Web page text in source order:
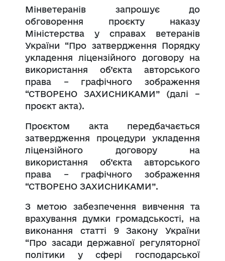
Мінветеранів запрошує до
обговорення проєкту наказу
Міністерства у справах ветеранів
України “Про затвердження Порядку
укладення ліцензійного договору на
використання об’єкта авторського
права – графічного зображення
“СТВОРЕНО ЗАХИСНИКАМИ” (далі –
проєкт акта).
Проєктом акта передбачається
затвердження процедури укладення
ліцензійного договору на
використання об’єкта авторського
права – графічного зображення
“СТВОРЕНО ЗАХИСНИКАМИ”.
З метою забезпечення вивчення та
врахування думки громадськості, на
виконання статті 9 Закону України
“Про засади державної регуляторної
політики у сфері господарської